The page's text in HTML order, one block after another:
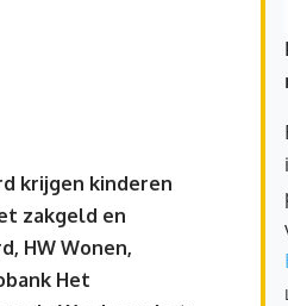
krijgen kinderen
zakgeld en
HW Wonen,
Het